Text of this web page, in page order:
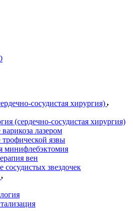
сосудистая хирургия)
(сердечно-сосудистая хирургия)
лазером
язвы
минифлебэктомия
вен
сосудистых звездочек